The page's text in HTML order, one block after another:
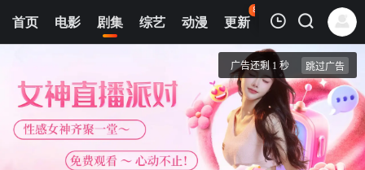
首页 电影 剧集 综艺 动漫 更新
80
热榜 APP
紧急呼救：孤星 第五季